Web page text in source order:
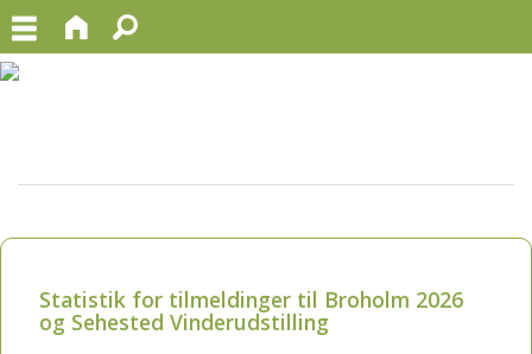
Statistik for tilmeldinger til Broholm 2026
og Sehested Vinderudstilling